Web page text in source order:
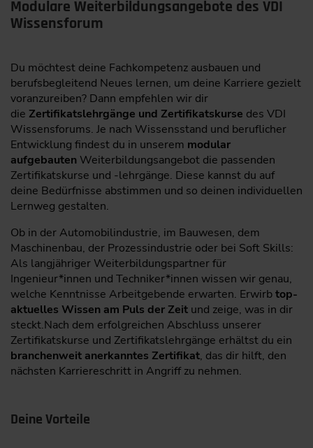
Modulare Weiterbildungsangebote des VDI
Wissensforum
Du möchtest deine Fachkompetenz ausbauen und
berufsbegleitend Neues lernen, um deine Karriere gezielt
voranzureiben? Dann empfehlen wir dir
die Zertifikatslehrgänge und Zertifikatskurse des VDI
Wissensforums. Je nach Wissensstand und beruflicher
Entwicklung findest du in unserem modular
aufgebauten Weiterbildungsangebot die passenden
Zertifikatskurse und -lehrgänge. Diese kannst du auf
deine Bedürfnisse abstimmen und so deinen individuellen
Lernweg gestalten.
Ob in der Automobilindustrie, im Bauwesen, dem
Maschinenbau, der Prozessindustrie oder bei Soft Skills:
Als langjähriger Weiterbildungspartner für
Ingenieur*innen und Techniker*innen wissen wir genau,
welche Kenntnisse Arbeitgebende erwarten. Erwirbtop-
aktuelles Wissen am Puls der Zeit und zeige, was in dir
steckt.Nach dem erfolgreichen Abschluss unserer
Zertifikatskurse und Zertifikatslehrgänge erhältst du ein
branchenweit anerkanntes Zertifikat, das dir hilft, den
nächsten Karriereschritt in Angriff zu nehmen.
Deine Vorteile